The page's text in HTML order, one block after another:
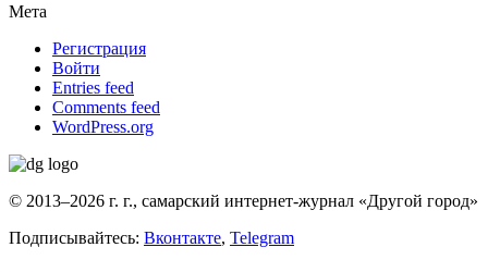
Мета
Регистрация
Войти
Entries feed
Comments feed
WordPress.org
© 2013–2026 г. г., самарский интернет-журнал «Другой город»
Подписывайтесь: Вконтакте, Telegram